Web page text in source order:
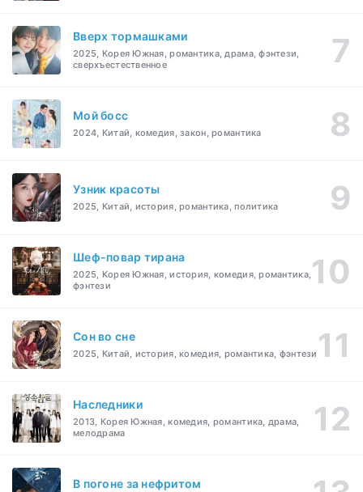
Вверх тормашками
2025, Корея Южная, романтика, драма, фэнтези,
сверхъестественное
Мой босс
2024, Китай, комедия, закон, романтика
Узник красоты
2025, Китай, история, романтика, политика
Шеф-повар тирана
2025, Корея Южная, история, комедия, романтика,
фэнтези
Cон во сне
2025, Китай, история, комедия, романтика, фэнтези
Наследники
2013, Корея Южная, комедия, романтика, драма,
мелодрама
В погоне за нефритом